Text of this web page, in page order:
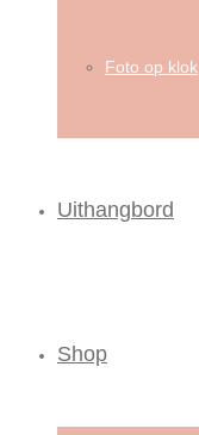
Foto op klok
Uithangbord
Shop